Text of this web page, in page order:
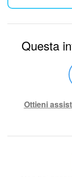
Questa
Ottieni
Non è quello